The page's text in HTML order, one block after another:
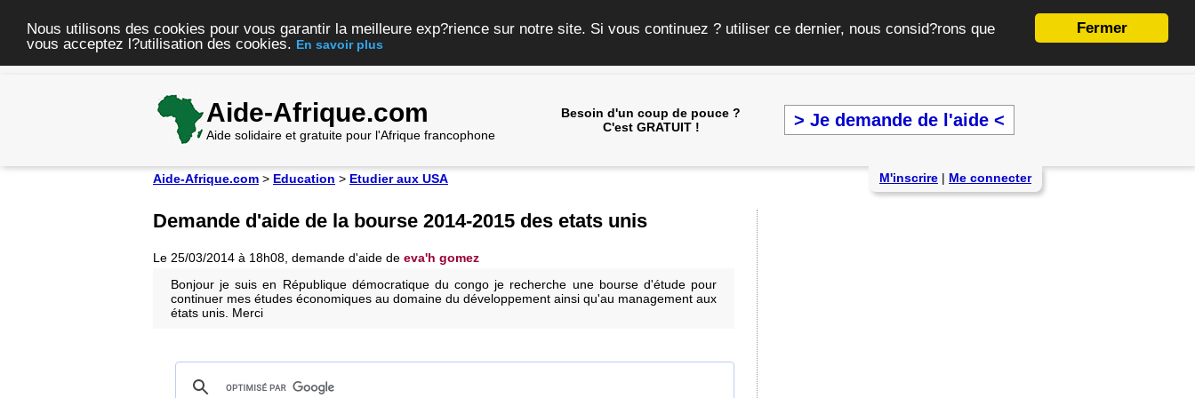
Fermer
Nous utilisons des cookies pour vous garantir la meilleure exp?rience sur notre site. Si vous continuez ? utiliser ce dernier, nous consid?rons que
vous acceptez l?utilisation des cookies. En savoir plus
Aide-Afrique.com
Aide solidaire et gratuite pour l'Afrique francophone
Besoin d'un coup de pouce ?
C'est GRATUIT !
> Je demande de l'aide <
Aide-Afrique.com > Education > Etudier aux USA M'inscrire | Me connecter
Demande d'aide de la bourse 2014-2015 des etats unis
Le 25/03/2014 à 18h08, demande d'aide de eva'h gomez
Bonjour je suis en République démocratique du congo je recherche une bourse d'étude pour
continuer mes études économiques au domaine du développement ainsi qu'au management aux
états unis. Merci